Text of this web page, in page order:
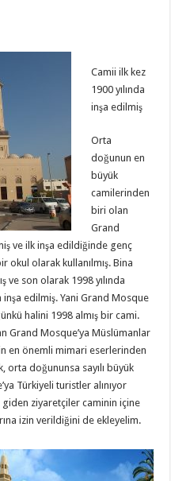
Camii ilk kez
1900 yılında
inşa edilmiş
Orta
doğunun en
büyük
camilerinden
biri olan
Grand
ve ilk inşa edildiğinde genç
okul olarak kullanılmış. Bina
ve son olarak 1998 yılında
edilmiş. Yani Grand Mosque
halini 1998 almış bir cami.
Grand Mosque’ya Müslümanlar
en önemli mimari eserlerinden
orta doğununsa sayılı büyük
Türkiyeli turistler alınıyor
ziyaretçiler caminin içine
izin verildiğini de ekleyelim.